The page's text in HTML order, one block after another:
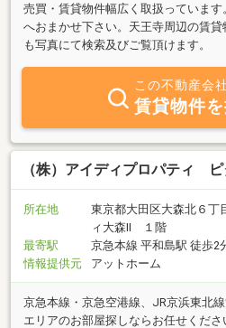
売買・賃貸物件幅広く取扱っていま
へおまかせ下さい。天王寺周辺の賃
も写真にて検索及びご覧頂けます。
この不動産会
賃貸物件
（株）アイディプロパティ
所在地
東京都大田区大森北６丁
ィ大森Ⅱ １階
最寄駅
京急本線 平和島駅 徒歩2
情報提供元
アットホーム
京急本線・京急空港線、JR京浜東北
エリアのお部屋探しならお任せくだ